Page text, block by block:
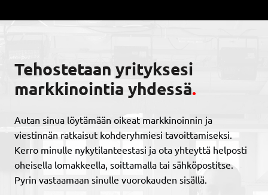
Tehostetaan yrityksesi
markkinointia yhdessä.
Autan sinua löytämään oikeat markkinoinnin ja
viestinnän ratkaisut kohderyhmiesi tavoittamiseksi.
Kerro minulle nykytilanteestasi ja ota yhteyttä helposti
oheisella lomakkeella, soittamalla tai sähköpostitse.
Pyrin vastaamaan sinulle vuorokauden sisällä.